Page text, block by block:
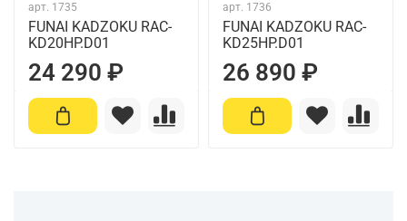
арт. 1735
FUNAI KADZOKU RAC-
KD20HP.D01
24 290 ₽
арт. 1736
FUNAI KADZOKU RAC-
KD25HP.D01
26 890 ₽